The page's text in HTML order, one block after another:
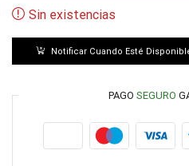
Sin existencias
Notificar Cuando Esté
PAGO SEGURO